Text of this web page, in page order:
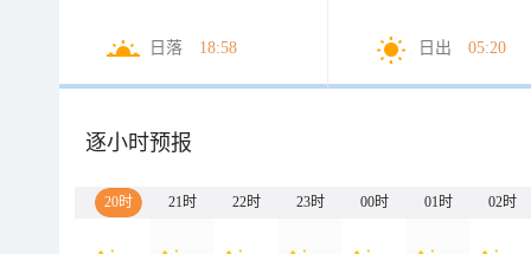
日落 18:58 日出 05:20
逐小时预报
20时 21时 22时 23时 00时 01时 02时